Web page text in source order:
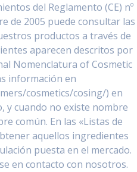
del Reglamento (CE) nº
de 2005 puede consultar las
productos a través de
aparecen descritos por
Nomenclatura of Cosmetic
información en
cosmetics/cosing/) en
y cuando no existe nombre
común. En las «Listas de
aquellos ingredientes
puesta en el mercado.
en contacto con nosotros.